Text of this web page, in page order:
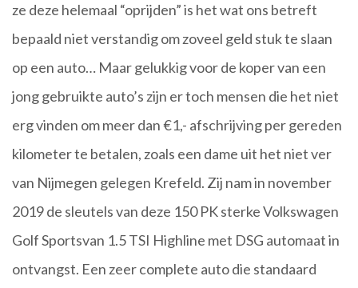
ze deze helemaal “oprijden” is het wat ons betreft
bepaald niet verstandig om zoveel geld stuk te slaan
op een auto… Maar gelukkig voor de koper van een
jong gebruikte auto’s zijn er toch mensen die het niet
erg vinden om meer dan €1,- afschrijving per gereden
kilometer te betalen, zoals een dame uit het niet ver
van Nijmegen gelegen Krefeld. Zij nam in november
2019 de sleutels van deze 150 PK sterke Volkswagen
Golf Sportsvan 1.5 TSI Highline met DSG automaat in
ontvangst. Een zeer complete auto die standaard